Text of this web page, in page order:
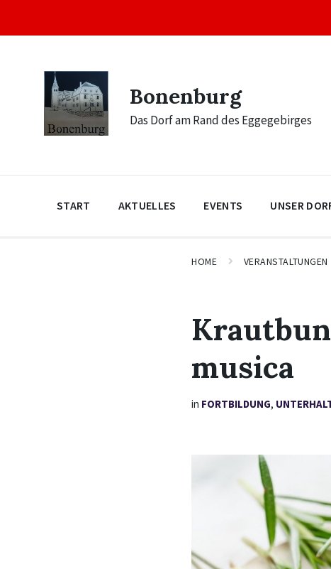
content
main
footer
Bonenburg
Das Dorf am Rand des Eggegebirges
START AKTUELLES EVENTS UNSER
HOME VERANSTALTUNGEN
musica
in FORTBILDUNG,